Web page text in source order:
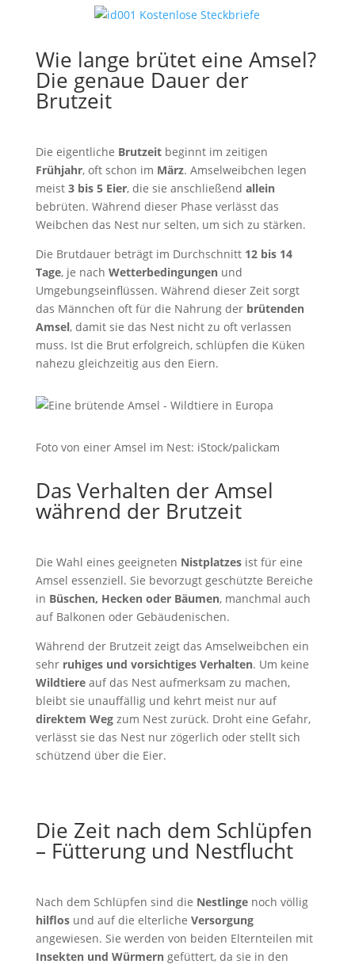
Wie lange brütet eine Amsel?
Die genaue Dauer der
Brutzeit
Die eigentliche Brutzeitbeginnt im zeitigen
Frühjahr, oft schon im März. Amselweibchen legen
meist 3 bis 5 Eier, die sie anschließend allein
bebrüten. Während dieser Phase verlässt das
Weibchen das Nest nur selten, um sich zu stärken.
Die Brutdauer beträgt im Durchschnitt 12 bis 14
Tage, je nach Wetterbedingungenund
Umgebungseinflüssen. Während dieser Zeit sorgt
das Männchen oft für die Nahrung der brütenden
Amsel, damit sie das Nest nicht zu oft verlassen
muss. Ist die Brut erfolgreich, schlüpfen die Küken
nahezu gleichzeitig aus den Eiern.
Foto von einer Amsel im Nest: iStock/palickam
Das Verhalten der Amsel
während der Brutzeit
Die Wahl eines geeigneten Nistplatzesist für eine
Amsel essenziell. Sie bevorzugt geschützte Bereiche
in Büschen, Hecken oder Bäumen, manchmal auch
auf Balkonen oder Gebäudenischen.
Während der Brutzeit zeigt das Amselweibchen ein
sehr ruhiges und vorsichtiges Verhalten. Um keine
Wildtiereauf das Nest aufmerksam zu machen,
bleibt sie unauffällig und kehrt meist nur auf
direktem Wegzum Nest zurück. Droht eine Gefahr,
verlässt sie das Nest nur zögerlich oder stellt sich
schützend über die Eier.
Die Zeit nach dem Schlüpfen
– Fütterung und Nestflucht
Nach dem Schlüpfen sind die Nestlingenoch völlig
hilflosund auf die elterliche Versorgung
angewiesen. Sie werden von beiden Elternteilen mit
Insekten und Würmerngefüttert, da sie in den